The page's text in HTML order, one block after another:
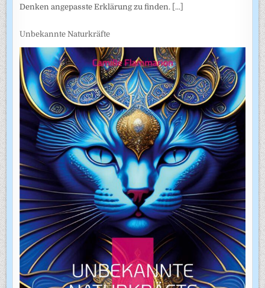
Denken angepasste Erklärung zu finden. [...]
Unbekannte Naturkräfte